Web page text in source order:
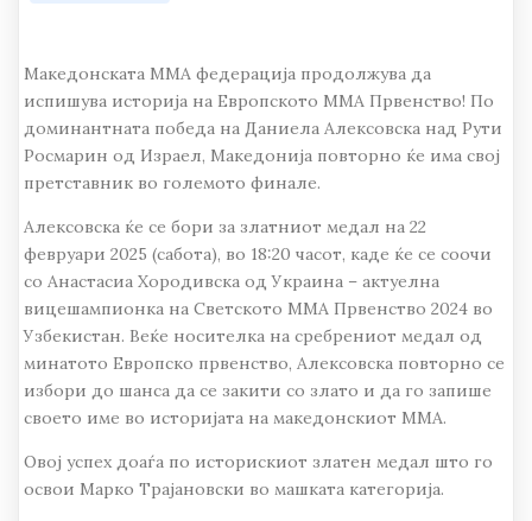
Македонската ММА федерација продолжува да
испишува историја на Европското ММА Првенство! По
доминантната победа на Даниела Алексовска над Рути
Росмарин од Израел, Македонија повторно ќе има свој
претставник во големото финале.
Алексовска ќе се бори за златниот медал на 22
февруари 2025 (сабота), во 18:20 часот, каде ќе се соочи
со Анастасиа Хородивска од Украина – актуелна
вицешампионка на Светското ММА Првенство 2024 во
Узбекистан. Веќе носителка на сребрениот медал од
минатото Европско првенство, Алексовска повторно се
избори до шанса да се закити со злато и да го запише
своето име во историјата на македонскиот ММА.
Овој успех доаѓа по историскиот златен медал што го
освои Марко Трајановски во машката категорија.